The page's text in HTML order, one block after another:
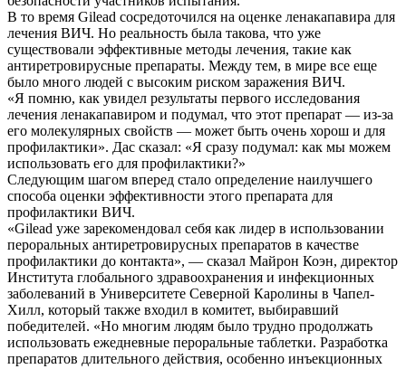
В то время Gilead сосредоточился на оценке ленакапавира для
лечения ВИЧ. Но реальность была такова, что уже
существовали эффективные методы лечения, такие как
антиретровирусные препараты. Между тем, в мире все еще
было много людей с высоким риском заражения ВИЧ.
«Я помню, как увидел результаты первого исследования
лечения ленакапавиром и подумал, что этот препарат — из-за
его молекулярных свойств — может быть очень хорош и для
профилактики». Дас сказал: «Я сразу подумал: как мы можем
использовать его для профилактики?»
Следующим шагом вперед стало определение наилучшего
способа оценки эффективности этого препарата для
профилактики ВИЧ.
«Gilead уже зарекомендовал себя как лидер в использовании
пероральных антиретровирусных препаратов в качестве
профилактики до контакта», — сказал Майрон Коэн, директор
Института глобального здравоохранения и инфекционных
заболеваний в Университете Северной Каролины в Чапел-
Хилл, который также входил в комитет, выбиравший
победителей. «Но многим людям было трудно продолжать
использовать ежедневные пероральные таблетки. Разработка
препаратов длительного действия, особенно инъекционных